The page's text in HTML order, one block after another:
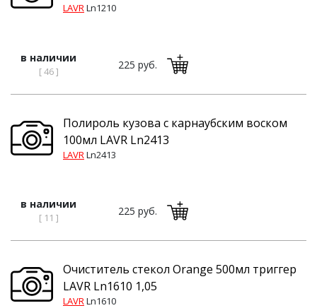
LAVRLn1210
в наличии
[ 46 ]
225 руб.
Полироль кузова с карнаубским воском
100мл LAVR Ln2413
LAVRLn2413
в наличии
[ 11 ]
225 руб.
Очиститель стекол Orange 500мл триггер
LAVR Ln1610 1,05
LAVRLn1610